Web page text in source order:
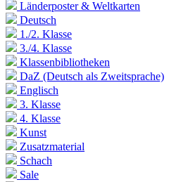
Länderposter & Weltkarten
Deutsch
1./2. Klasse
3./4. Klasse
Klassenbibliotheken
DaZ (Deutsch als Zweitsprache)
Englisch
3. Klasse
4. Klasse
Kunst
Zusatzmaterial
Schach
Sale